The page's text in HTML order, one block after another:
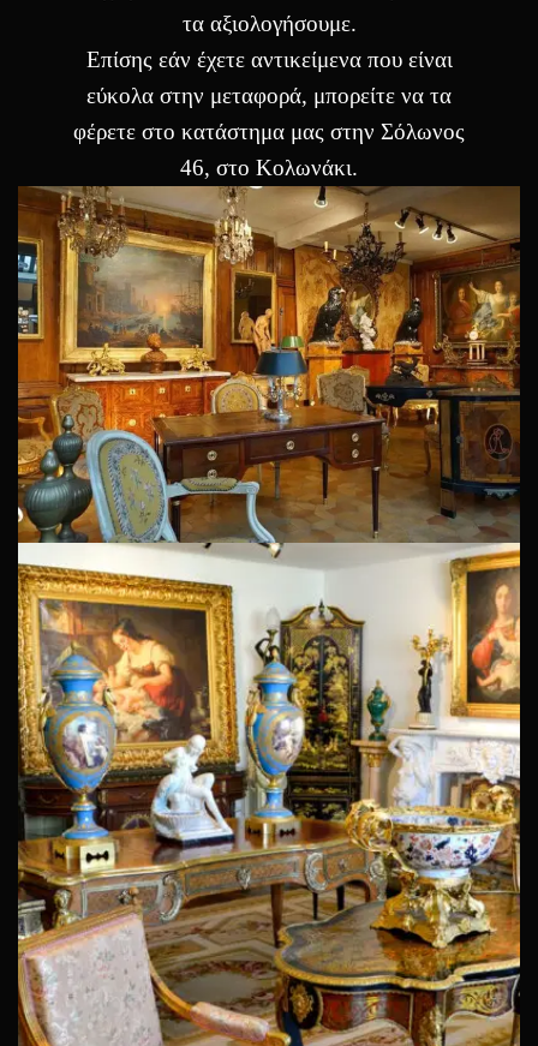
τα αξιολογήσουμε.
Επίσης εάν έχετε αντικείμενα που είναι
εύκολα στην μεταφορά, μπορείτε να τα
φέρετε στο κατάστημα μας στην Σόλωνος
46, στο Κολωνάκι.